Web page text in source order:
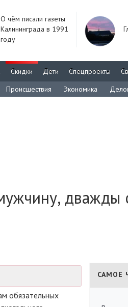
О чём писали газеты
Калининграда в 1991
году
Скидки Дети Спецпроекты
Происшествия Экономика
дважды
обязательных
САМОЕ